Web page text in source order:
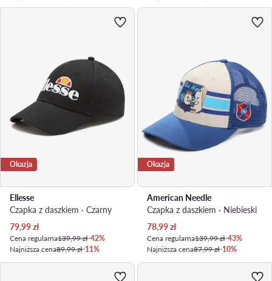
Okazja
Ellesse
Czapka z daszkiem · Czarny
Aktualna cena
79,99zł
Cena regularna139,99 zł-42%
Najniższa cena89,99 zł-11%
Okazja
American Needle
Czapka z daszkiem · Niebieski
Aktualna cena
78,99zł
Cena regularna139,99 zł-43%
Najniższa cena87,99 zł-10%